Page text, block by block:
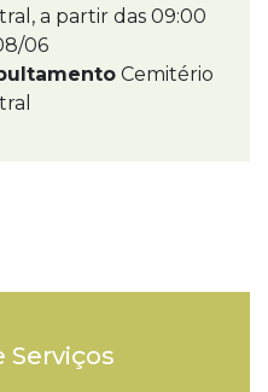
a partir das 09:00
06
Cemitério
Serviços